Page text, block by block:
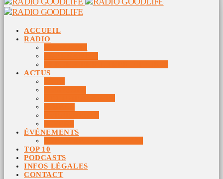
ACCUEIL
RADIO
ACTUS
ÉVÉNEMENTS
TOP 10
PODCASTS
INFOS LÉGALES
CONTACT